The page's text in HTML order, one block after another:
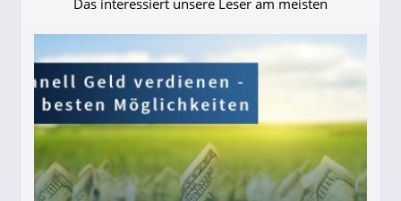
Das interessiert unsere Leser am meisten